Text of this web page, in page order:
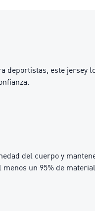
este
del cuerpo y
un 95% de